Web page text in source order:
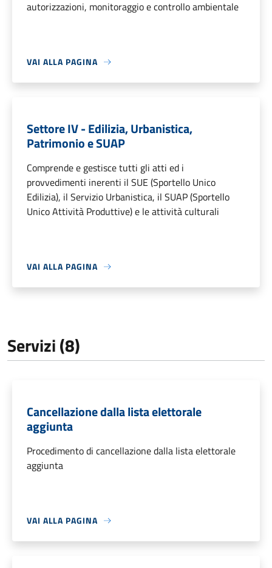
autorizzazioni, monitoraggio e controllo ambientale
VAI ALLA PAGINA
Settore IV - Edilizia, Urbanistica,
Patrimonio e SUAP
Comprende e gestisce tutti gli atti ed i
provvedimenti inerenti il SUE (Sportello Unico
Edilizia), il Servizio Urbanistica, il SUAP (Sportello
Unico Attività Produttive) e le attività culturali
VAI ALLA PAGINA
Servizi (8)
Cancellazione dalla lista elettorale
aggiunta
Procedimento di cancellazione dalla lista elettorale
aggiunta
VAI ALLA PAGINA